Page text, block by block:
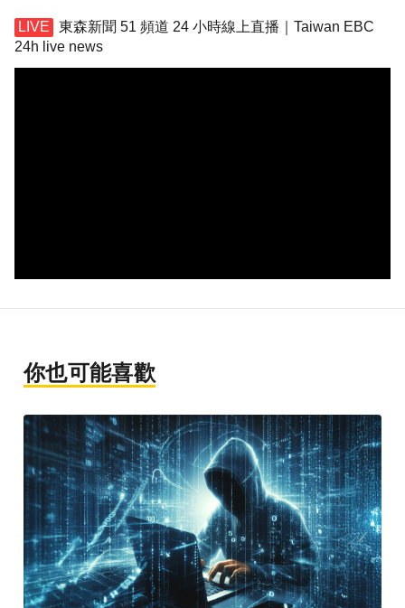
東森新聞 51 頻道 24 小時線上直播｜Taiwan EBC
24h live news
你也可能喜歡